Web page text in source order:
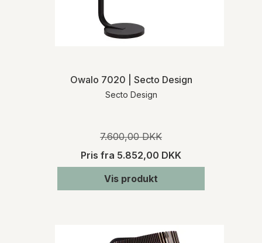
Owalo 7020 | Secto Design
Secto Design
7.600,00 DKK
Pris fra 5.852,00 DKK
Vis produkt